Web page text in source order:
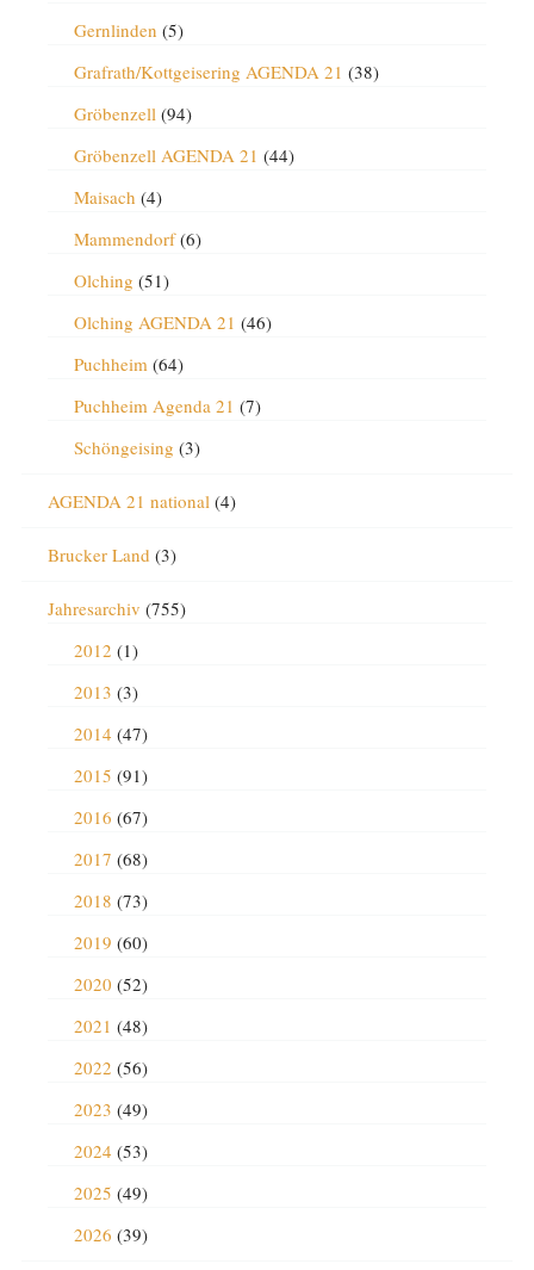
Gernlinden (5)
Grafrath/Kottgeisering AGENDA 21 (38)
Gröbenzell(94)
Gröbenzell AGENDA 21 (44)
Maisach (4)
Mammendorf(6)
Olching (51)
Olching AGENDA 21 (46)
Puchheim(64)
Puchheim Agenda 21 (7)
Schöngeising (3)
AGENDA 21 national(4)
Brucker Land (3)
Jahresarchiv (755)
2012 (1)
2013 (3)
2014 (47)
2015 (91)
2016 (67)
2017 (68)
2018 (73)
2019 (60)
2020 (52)
2021 (48)
2022 (56)
2023 (49)
2024 (53)
2025 (49)
2026 (39)